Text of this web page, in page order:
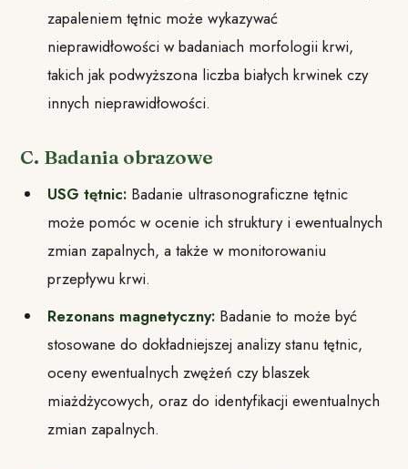
zapaleniem tętnic może wykazywać
nieprawidłowości w badaniach morfologii krwi,
takich jak podwyższona liczba białych krwinek czy
innych nieprawidłowości.
C. Badania obrazowe
USG tętnic: Badanie ultrasonograficzne tętnic
może pomóc w ocenie ich struktury i ewentualnych
zmian zapalnych, a także w monitorowaniu
przepływu krwi.
Rezonans magnetyczny:Badanie to może być
stosowane do dokładniejszej analizy stanu tętnic,
oceny ewentualnych zwężeń czy blaszek
miażdżycowych, oraz do identyfikacji ewentualnych
zmian zapalnych.